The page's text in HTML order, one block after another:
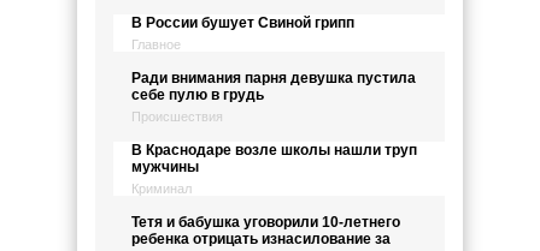
В России бушует Свиной грипп
Главное
Ради внимания парня девушка пустила
себе пулю в грудь
Происшествия
В Краснодаре возле школы нашли труп
мужчины
Криминал
Тетя и бабушка уговорили 10-летнего
ребенка отрицать изнасилование за